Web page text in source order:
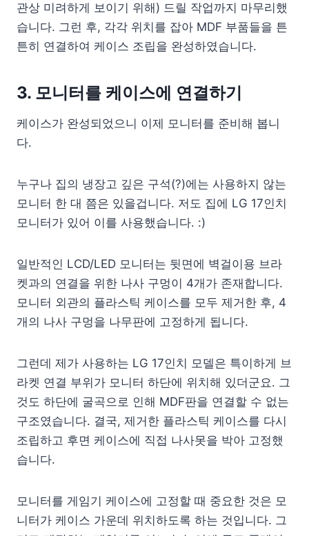
관상 미려하게 보이기 위해) 드릴 작업까지 마무리했
습니다. 그런 후, 각각 위치를 잡아 MDF 부품들을 튼
튼히 연결하여 케이스 조립을 완성하였습니다.
3. 모니터를 케이스에 연결하기
케이스가 완성되었으니 이제 모니터를 준비해 봅니
다.
누구나 집의 냉장고 깊은 구석(?)에는 사용하지 않는
모니터 한 대 쯤은 있을겁니다. 저도 집에 LG 17인치
모니터가 있어 이를 사용했습니다. :)
일반적인 LCD/LED 모니터는 뒷면에 벽걸이용 브라
켓과의 연결을 위한 나사 구멍이 4개가 존재합니다.
모니터 외관의 플라스틱 케이스를 모두 제거한 후, 4
개의 나사 구멍을 나무판에 고정하게 됩니다.
그런데 제가 사용하는 LG 17인치 모델은 특이하게 브
라켓 연결 부위가 모니터 하단에 위치해 있더군요. 그
것도 하단에 굴곡으로 인해 MDF판을 연결할 수 없는
구조였습니다. 결국, 제거한 플라스틱 케이스를 다시
조립하고 후면 케이스에 직접 나사못을 박아 고정했
습니다.
모니터를 게임기 케이스에 고정할 때 중요한 것은 모
니터가 케이스 가운데 위치하도록 하는 것입니다. 그